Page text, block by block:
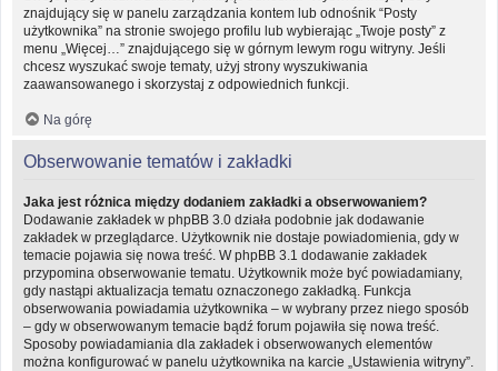
znajdujący się w panelu zarządzania kontem lub odnośnik “Posty
użytkownika” na stronie swojego profilu lub wybierając „Twoje posty” z
menu „Więcej…” znajdującego się w górnym lewym rogu witryny. Jeśli
chcesz wyszukać swoje tematy, użyj strony wyszukiwania
zaawansowanego i skorzystaj z odpowiednich funkcji.
Na górę
Obserwowanie tematów i zakładki
Jaka jest różnica między dodaniem zakładki a obserwowaniem?
Dodawanie zakładek w phpBB 3.0 działa podobnie jak dodawanie
zakładek w przeglądarce. Użytkownik nie dostaje powiadomienia, gdy w
temacie pojawia się nowa treść. W phpBB 3.1 dodawanie zakładek
przypomina obserwowanie tematu. Użytkownik może być powiadamiany,
gdy nastąpi aktualizacja tematu oznaczonego zakładką. Funkcja
obserwowania powiadamia użytkownika – w wybrany przez niego sposób
– gdy w obserwowanym temacie bądź forum pojawiła się nowa treść.
Sposoby powiadamiania dla zakładek i obserwowanych elementów
można konfigurować w panelu użytkownika na karcie „Ustawienia witryny”.